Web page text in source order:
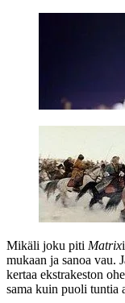
Mikäli joku piti Matrix
mukaan ja sanoa vau.
kertaa ekstrakeston
sama kuin puoli tuntia